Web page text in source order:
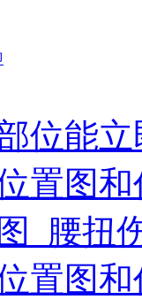
位能立
置图和
_腰扭
置图和